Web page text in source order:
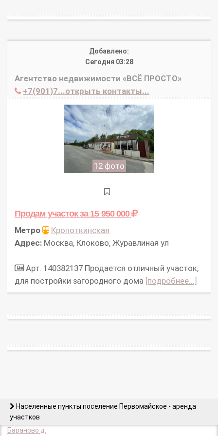
Добавлено:
Сегодня 03:28
Агентство недвижимости «ВСЁ ПРОСТО»
+7(901)7...открыть контакты...
12 фото
Продам участокза 15 950 000
Метро
Кропоткинская
Адрес: Москва, Клоково, Журавлиная ул
Арт. 140382137 Продается отличный участок,
для постройки загородного дома [подробнее...]
Населенные пункты поселение Первомайское - аренда
участков
Бараново д.